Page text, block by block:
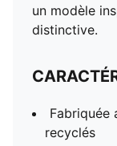
un modèle
distinctive.
Fabriquée
recyclés